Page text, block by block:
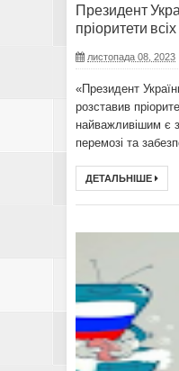
Президент
пріоритети
листопада 08, 2023
«Президент
розставив
найважливішим є
перемозі та
ДЕТАЛЬНІШЕ